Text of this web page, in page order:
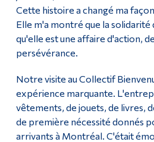
Cette histoire a changé ma
Elle m'a montré que la solidarité
qu'elle est une affaire d'action,
persévérance.
Notre visite au Collectif
expérience marquante.
vêtements, de jouets, de livres,
de première nécessité donnés
arrivants à Montréal. C'était